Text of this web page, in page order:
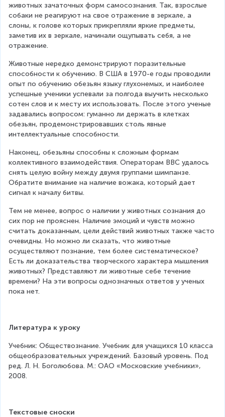
животных зачаточных форм самосознания. Так, взрослые
собаки не реагируют на свое отражение в зеркале, а
слоны, к голове которых прикрепляли яркие предметы,
заметив их в зеркале, начинали ощупывать себя, а не
отражение.
Животные нередко демонстрируют поразительные
способности к обучению. В США в 1970-е годы проводили
опыт по обучению обезьян языку глухонемых, и наиболее
успешные ученики успевали за полгода выучить несколько
сотен слов и к месту их использовать. После этого ученые
задавались вопросом: гуманно ли держать в клетках
обезьян, продемонстрировавших столь явные
интеллектуальные способности.
Наконец, обезьяны способны к сложным формам
коллективного взаимодействия. Операторам ВВС удалось
снять целую войну между двумя группами шимпанзе.
Обратите внимание на наличие вожака, который дает
сигнал к началу битвы.
Тем не менее, вопрос о наличии у животных сознания до
сих пор не прояснен. Наличие эмоций и чувств можно
считать доказанным, цели действий животных также часто
очевидны. Но можно ли сказать, что животные
осуществляют познание, тем более систематическое?
Есть ли доказательства творческого характера мышления
животных? Представляют ли животные себе течение
времени? На эти вопросы однозначных ответов у ученых
пока нет.
Литература к уроку
Учебник: Обществознание. Учебник для учащихся 10 класса
общеобразовательных учреждений. Базовый уровень. Под
ред. Л. Н. Боголюбова. М.: ОАО «Московские учебники»,
2008.
Текстовые сноски